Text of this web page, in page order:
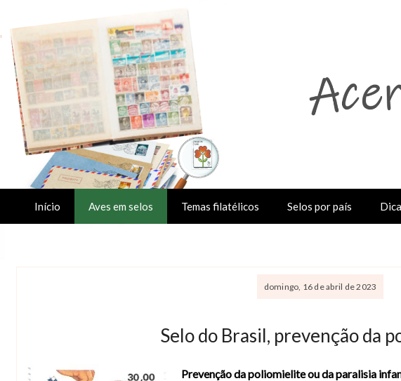
Início Aves em selos Temas filatélicos Selos por país
domingo, 16 de abril de 2023
Selo do Brasil, prevenção da
Prevenção da poliomielite ou da paralisia